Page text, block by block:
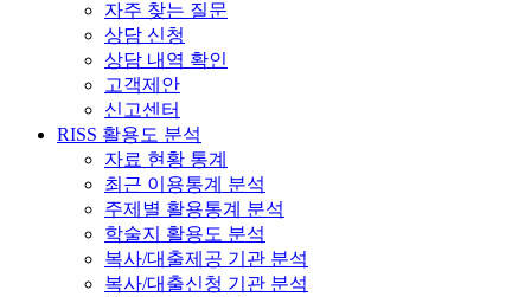
자주 찾는 질문
상담 신청
상담 내역 확인
고객제안
신고센터
RISS 활용도 분석
자료 현황 통계
최근 이용통계 분석
주제별 활용통계 분석
학술지 활용도 분석
복사/대출제공 기관 분석
복사/대출신청 기관 분석